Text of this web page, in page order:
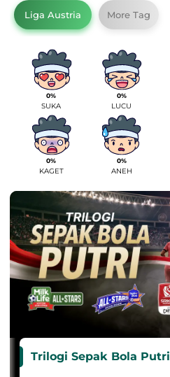
Liga Austria More Tag
0%
SUKA
0%
LUCU
0%
KAGET
0%
ANEH
Trilogi Sepak Bola Putri